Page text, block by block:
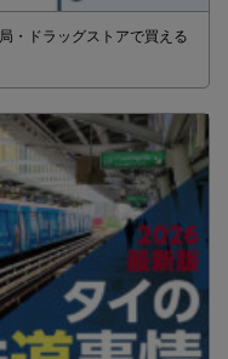
・ドラッグストアで買える